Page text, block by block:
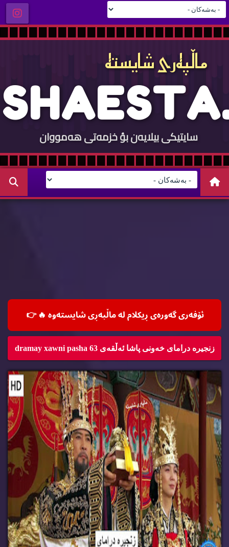
ماڵپه‌ری شایسته‌
SHAESTA.
COM
سایتيكی بيلایه‌ن بؤ خزمه‌تی هه‌مووان
ئۆفه‌ری گه‌وره‌ی ڕیكلام له‌ ماڵپه‌ڕی شایسته‌وه‌ 🔥👉
زنجیره‌ درامای خه‌ونی پاشا ئه‌ڵقه‌ی 63 dramay xawni pasha